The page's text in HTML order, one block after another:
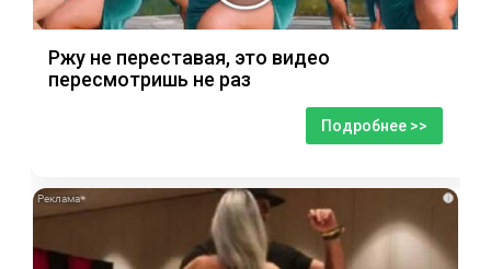
Ржу не переставая, это видео
пересмотришь не раз
Подробнее >>
i